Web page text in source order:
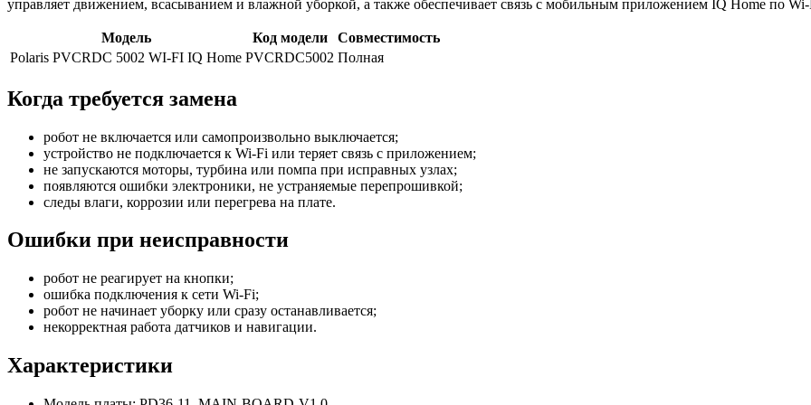
управляет движением, всасыванием и влажной уборкой, а также обеспечивает связь с мобильным приложением IQ Home по
Модель Код модели
Совместимость
Polaris PVCRDC 5002 WI-FI IQ Home PVCRDC5002 Полная
Когда требуется замена
робот не включается или самопроизвольно выключается;
устройство не подключается к Wi-Fi или теряет связь с приложением;
не запускаются моторы, турбина или помпа при исправных узлах;
появляются ошибки электроники, не устраняемые перепрошивкой;
следы влаги, коррозии или перегрева на плате.
Ошибки при неисправности
робот не реагирует на кнопки;
ошибка подключения к сети Wi-Fi;
робот не начинает уборку или сразу останавливается;
некорректная работа датчиков и навигации.
Характеристики